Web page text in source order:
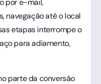
por e-mail,
navegação até o local
etapas interrompe o
para adiamento,
parte da conversão